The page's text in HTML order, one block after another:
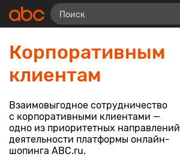
Корпоративным
клиентам
Взаимовыгодное сотрудничество
с корпоративными клиентами —
одно из приоритетных направлений
деятельности платформы онлайн-
шопинга ABC.ru.